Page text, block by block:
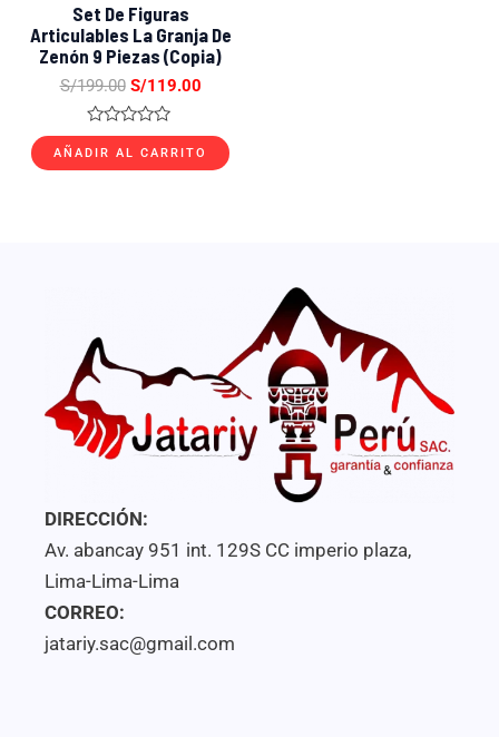
Set De Figuras
Articulables La Granja De
Zenón 9 Piezas (copia)
S/199.00 S/119.00
Valorado
con
0
AÑADIR AL CARRITO
DIRECCIÓN:
Av. abancay 951 int. 129S CC imperio plaza,
Lima-Lima-Lima
CORREO:
jatariy.sac@gmail.com